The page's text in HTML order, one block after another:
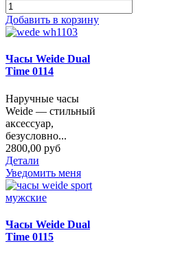
Добавить в корзину
Часы Weide Dual
Time 0114
Наручные часы
Weide — стильный
аксессуар,
безусловно...
2800,00 руб
Детали
Уведомить меня
Часы Weide Dual
Time 0115